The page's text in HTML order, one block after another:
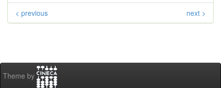
< previous next >
Theme by